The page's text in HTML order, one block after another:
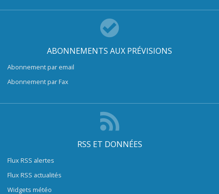
ABONNEMENTS AUX PRÉVISIONS
Abonnement par email
Abonnement par Fax
RSS ET DONNÉES
Flux RSS alertes
Flux RSS actualités
Widgets météo